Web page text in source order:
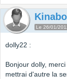
Le 26/01/
dolly22 :
Bonjour dolly,
mettrai d'autre la